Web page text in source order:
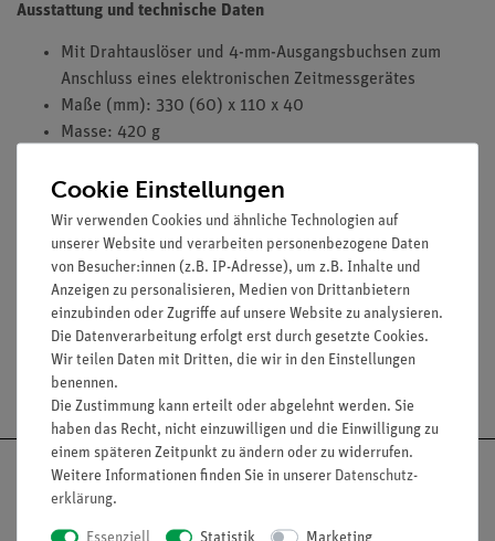
Ausstattung und technische Daten
Mit Drahtauslöser und 4-mm-Ausgangsbuchsen zum
Anschluss eines elektronischen Zeitmessgerätes
Maße (mm): 330 (60) x 110 x 40
Masse: 420 g
Lieferumfang
Media / Downloads
Cookie Einstellungen
Wir verwenden Cookies und ähnliche Technologien auf
unserer Website und verarbeiten personenbezogene Daten
von Besucher:innen (z.B. IP-Adresse), um z.B. Inhalte und
Anzeigen zu personalisieren, Medien von Drittanbietern
einzubinden oder Zugriffe auf unsere Website zu analysieren.
Die Datenverarbeitung erfolgt erst durch gesetzte Cookies.
Wir teilen Daten mit Dritten, die wir in den Einstellungen
benennen.
Die Zustimmung kann erteilt oder abgelehnt werden. Sie
haben das Recht, nicht einzuwilligen und die Einwilligung zu
einem späteren Zeitpunkt zu ändern oder zu widerrufen.
Weitere Informationen finden Sie in unserer Daten­schutz­
erklärung.
Essenziell Statistik Marketing